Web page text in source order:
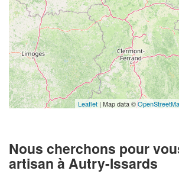
Leaflet | Map data ©
Nous cherchons pour
artisan à Autry-Issards